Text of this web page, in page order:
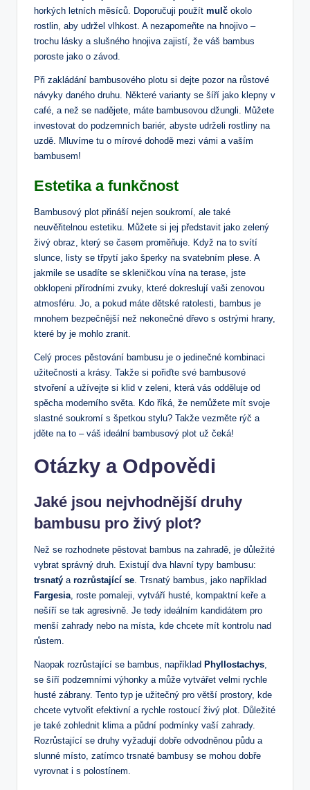
horkých letních měsíců. Doporučuji použít mulč okolo
rostlin, aby udržel vlhkost. A nezapomeňte na hnojivo –
trochu lásky a slušného hnojiva zajistí, že váš bambus
poroste jako o závod.
Při zakládání bambusového plotu si dejte pozor na růstové
návyky daného druhu. Některé varianty se šíří jako klepny v
café, a než se nadějete, máte bambusovou džungli. Můžete
investovat do podzemních bariér, abyste udrželi rostliny na
uzdě. Mluvíme tu o mírové dohodě mezi vámi a vaším
bambusem!
Estetika a funkčnost
Bambusový plot přináší nejen soukromí, ale také
neuvěřitelnou estetiku. Můžete si jej představit jako zelený
živý obraz, který se časem proměňuje. Když na to svítí
slunce, listy se třpytí jako šperky na svatebním plese. A
jakmile se usadíte se skleničkou vína na terase, jste
obklopeni přírodními zvuky, které dokreslují vaši zenovou
atmosféru. Jo, a pokud máte dětské ratolesti, bambus je
mnohem bezpečnější než nekonečné dřevo s ostrými hrany,
které by je mohlo zranit.
Celý proces pěstování bambusu je o jedinečné kombinaci
užitečnosti a krásy. Takže si pořiďte své bambusové
stvoření a užívejte si klid v zeleni, která vás odděluje od
spěcha moderního světa. Kdo říká, že nemůžete mít svoje
slastné soukromí s špetkou stylu? Takže vezměte rýč a
jděte na to – váš ideální bambusový plot už čeká!
Otázky a Odpovědi
Jaké jsou nejvhodnější druhy
bambusu pro živý plot?
Než se rozhodnete pěstovat bambus na zahradě, je důležité
vybrat správný druh. Existují dva hlavní typy bambusu:
trsnatý a rozrůstající se . Trsnatý bambus, jako například
Fargesia , roste pomaleji, vytváří husté, kompaktní keře a
nešíří se tak agresivně. Je tedy ideálním kandidátem pro
menší zahrady nebo na místa, kde chcete mít kontrolu nad
růstem.
Naopak rozrůstající se bambus, například Phyllostachys
se šíří podzemními výhonky a může vytvářet velmi rychle
husté zábrany. Tento typ je užitečný pro větší prostory, kde
chcete vytvořit efektivní a rychle rostoucí živý plot. Důležité
je také zohlednit klima a půdní podmínky vaší zahrady.
Rozrůstající se druhy vyžadují dobře odvodněnou půdu a
slunné místo, zatímco trsnaté bambusy se mohou dobře
vyrovnat i s polostínem.